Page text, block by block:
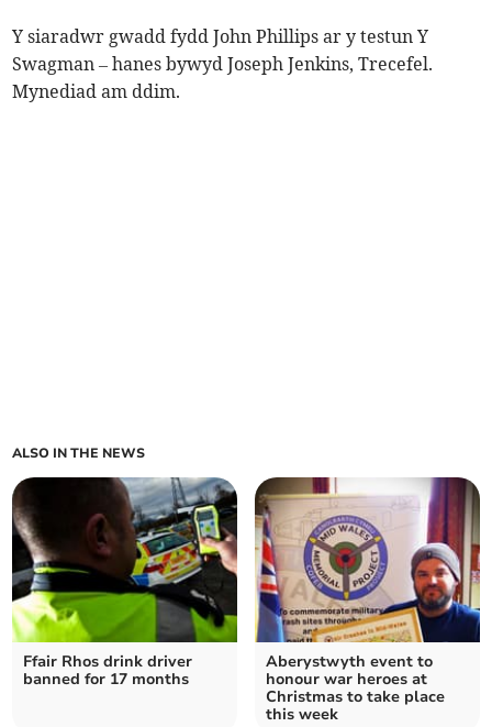
Y siaradwr gwadd fydd John Phillips ar y testun Y
Swagman – hanes bywyd Joseph Jenkins, Trecefel.
Mynediad am ddim.
ALSO IN THE NEWS
Ffair Rhos drink driver
banned for 17 months
Aberystwyth event to
honour war heroes at
Christmas to take place
this week